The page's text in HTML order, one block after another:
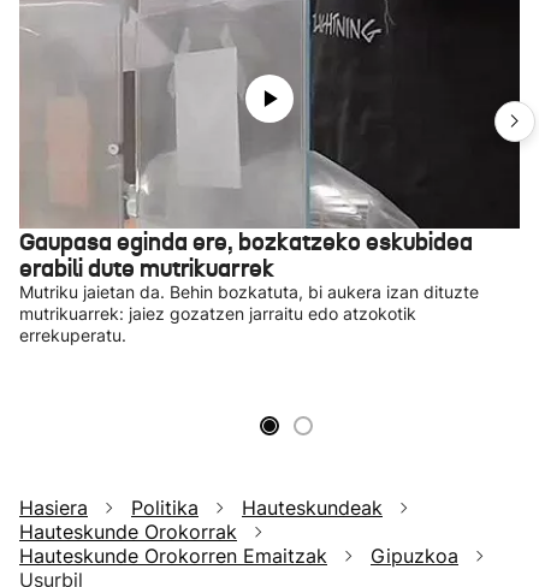
Gaupasa eginda ere, bozkatzeko eskubidea
erabili dute mutrikuarrek
Mutriku jaietan da. Behin bozkatuta, bi aukera izan dituzte
mutrikuarrek: jaiez gozatzen jarraitu edo atzokotik
errekuperatu.
Hasiera Politika
Hauteskundeak
Hauteskunde Orokorrak
Hauteskunde Orokorren Emaitzak
Gipuzkoa
Usurbil